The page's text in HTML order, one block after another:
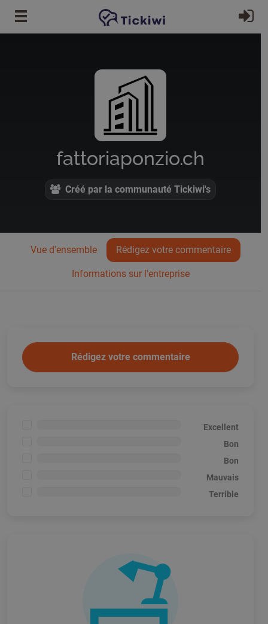
Passer au contenu principal
fattoriaponzio.ch
Créé par la communauté Tickiwi's
Vue d'ensemble Rédigez votre commentaire
Informations sur l'entreprise
Rédigez votre commentaire
Excellent
Bon
Bon
Mauvais
Terrible